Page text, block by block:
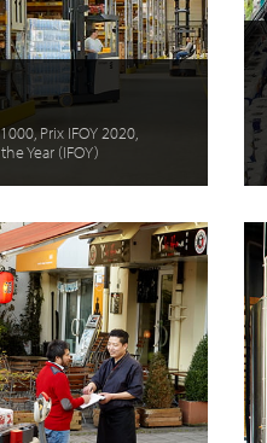
Prix IFOY 2020,
Year (IFOY)